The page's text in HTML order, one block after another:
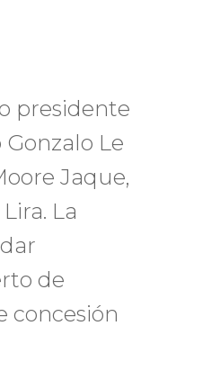
presidente
Le
Jaque,
La
de
concesión